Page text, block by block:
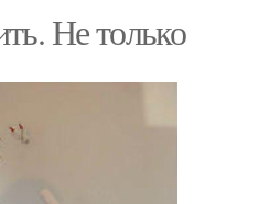
Не только